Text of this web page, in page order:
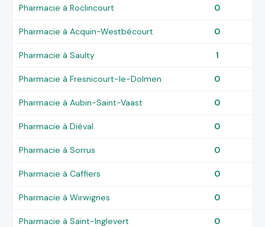
Pharmacie à Roclincourt 0
Pharmacie à Acquin-Westbécourt 0
Pharmacie à Saulty 1
Pharmacie à Fresnicourt-le-Dolmen 0
Pharmacie à Aubin-Saint-Vaast 0
Pharmacie à Diéval 0
Pharmacie à Sorrus 0
Pharmacie à Caffiers 0
Pharmacie à Wirwignes 0
Pharmacie à Saint-Inglevert 0